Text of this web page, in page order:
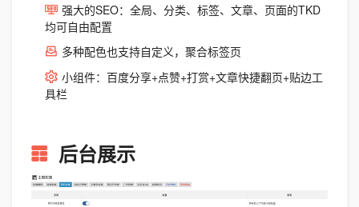
强大的SEO：全局、分类、标签、文章、页面的TKD
均可自由配置
多种配色也支持自定义，聚合标签页
小组件：百度分享+点赞+打赏+文章快捷翻页+贴边工
具栏
后台展示